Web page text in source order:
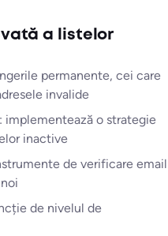
a listelor
permanente, cei care
invalide
: implementează o strategie
inactive
de verificare email
de nivelul de